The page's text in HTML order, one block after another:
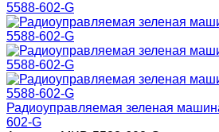
Радиоуправляемая зеленая
602-G